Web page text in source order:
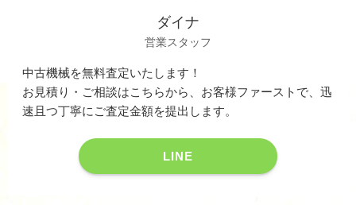
ダイナ
営業スタッフ
中古機械を無料査定いたします！
お見積り・ご相談はこちらから、お客様ファーストで、迅
速且つ丁寧にご査定金額を提出します。
LINE